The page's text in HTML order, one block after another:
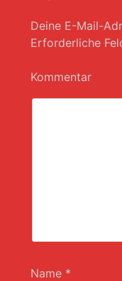
Deine E-Mail-
Erforderliche
Kommentar
Name *